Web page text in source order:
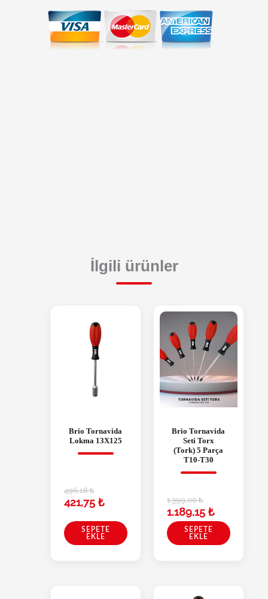
İlgili ürünler
Brio Tornavida
Lokma 13X125
496,18₺
421,75 ₺
SEPETE
EKLE
Brio Tornavida
Seti Torx
(Tork) 5 Parça
T10-T30
1.399,00₺
1.189,15 ₺
SEPETE
EKLE